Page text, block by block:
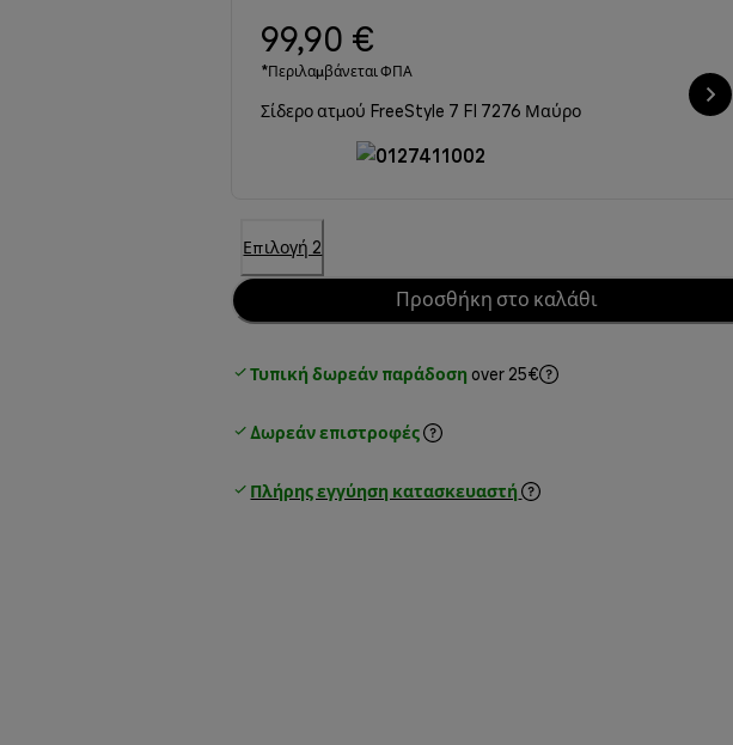
99,90 €
*Περιλαμβάνεται ΦΠΑ
Σίδερο ατμού FreeStyle 7 FI 7276 Μαύρο
Επιλογή 2
Προσθήκη στο καλάθι
Τυπική δωρεάν παράδοση over 25€
Δωρεάν επιστροφές
Πλήρης εγγύηση κατασκευαστή